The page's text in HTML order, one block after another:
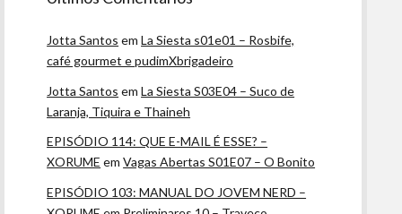
Jotta Santos emLa Siesta s01e01 – Rosbife,
café gourmet e pudimXbrigadeiro
Jotta Santos emLa Siesta S03E04 – Suco de
Laranja, Tiquira e Thaineh
EPISÓDIO 114: QUE E-MAIL É ESSE? –
XORUME emVagas Abertas S01E07 – O Bonito
EPISÓDIO 103: MANUAL DO JOVEM NERD –